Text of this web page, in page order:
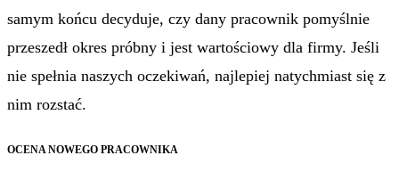
samym końcu decyduje, czy dany pracownik pomyślnie
przeszedł okres próbny i jest wartościowy dla firmy. Jeśli
nie spełnia naszych oczekiwań, najlepiej natychmiast się z
nim rozstać.
OCENA NOWEGO PRACOWNIKA